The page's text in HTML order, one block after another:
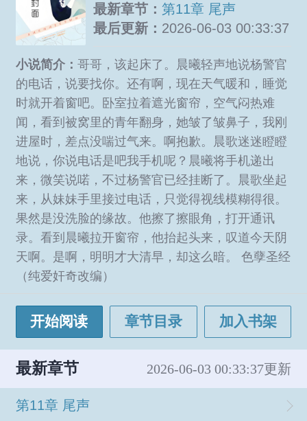
最新章节：第11章 尾声
最后更新： 2026-06-03 00:33:37
小说简介： 哥哥，该起床了。晨曦轻声地说杨警官
的电话，说要找你。还有啊，现在天气暖和，睡觉
时就开着窗吧。卧室拉着遮光窗帘，空气闷热难
闻，看到被窝里的青年翻身，她皱了皱鼻子，我刚
进屋时，差点没喘过气来。啊抱歉。晨歌迷迷瞪瞪
地说，你说电话是吧我手机呢？晨曦将手机递出
来，微笑说喏，不过杨警官已经挂断了。晨歌坐起
来，从妹妹手里接过电话，只觉得视线模糊得很。
果然是没洗脸的缘故。他擦了擦眼角，打开通讯
录。看到晨曦拉开窗帘，他抬起头来，叹道今天阴
天啊。是啊，明明才大清早，却这么暗。 色孽圣经
（纯爱奸奇改编）
开始阅读 章节目录 加入书架
最新章节 2026-06-03 00:33:37更新
第11章 尾声